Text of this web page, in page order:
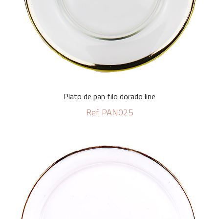
Plato de pan filo dorado line
Ref. PAN025